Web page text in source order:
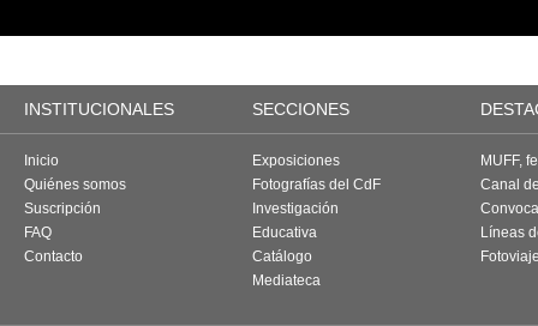
INSTITUCIONALES SECCIONES
Inicio
Quiénes somos
Suscripción
FAQ
Contacto
Exposiciones
Fotografías del CdF
Investigación
Educativa
Catálogo
Mediateca
MUFF,
Canal
Líneas